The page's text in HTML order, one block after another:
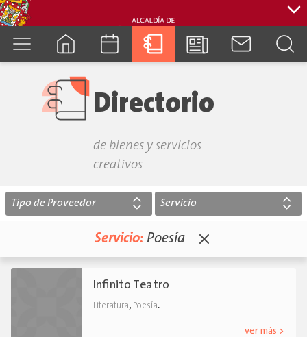
Directorio
de bienes y servicios
creativos
Servicio: Poesía
Infinito Teatro
Literatura, Poesía.
ver más >
Tipo de Proveedor Servicio